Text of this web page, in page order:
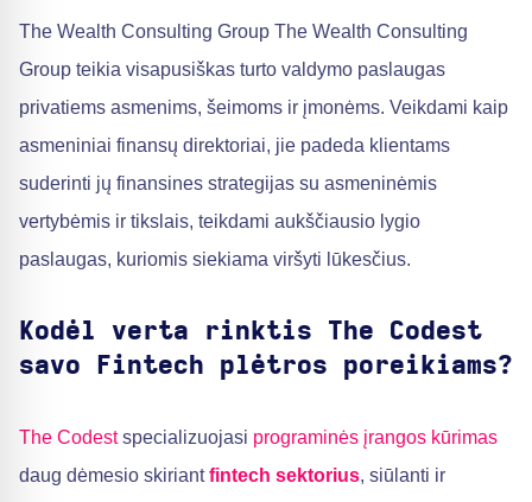
The Wealth Consulting Group The Wealth Consulting
Group teikia visapusiškas turto valdymo paslaugas
privatiems asmenims, šeimoms ir įmonėms. Veikdami kaip
asmeniniai finansų direktoriai, jie padeda klientams
suderinti jų finansines strategijas su asmeninėmis
vertybėmis ir tikslais, teikdami aukščiausio lygio
paslaugas, kuriomis siekiama viršyti lūkesčius.
Kodėl verta rinktis The Codest
savo Fintech plėtros poreikiams?
The Codestspecializuojasi programinės įrangos kūrimas
daug dėmesio skiriantfintech sektorius, siūlanti ir